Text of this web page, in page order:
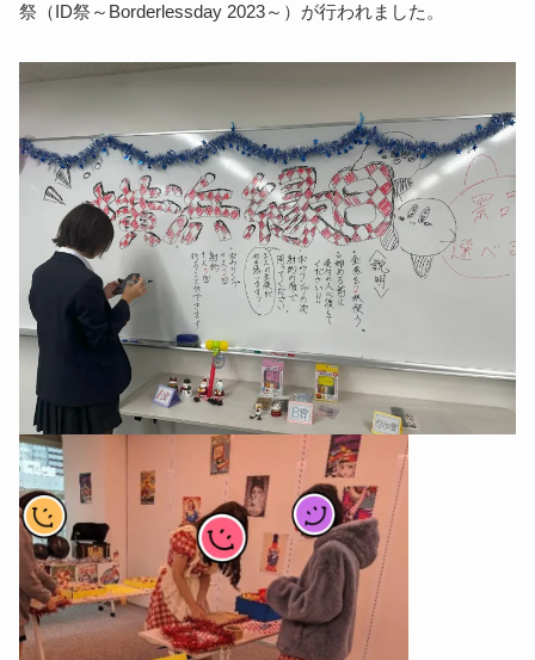
祭（ID祭～Borderlessday 2023～）が行われました。